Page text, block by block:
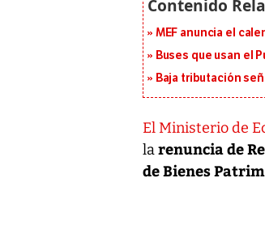
MEF anuncia el
Buses que usan el
Baja tributación
El Ministerio de
larenuncia de
de Bienes